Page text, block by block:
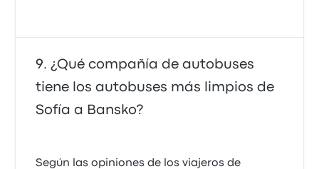
¿Qué compañía de autobuses
tiene los autobuses más limpios de
Sofía a Bansko?
Según las opiniones de los viajeros de